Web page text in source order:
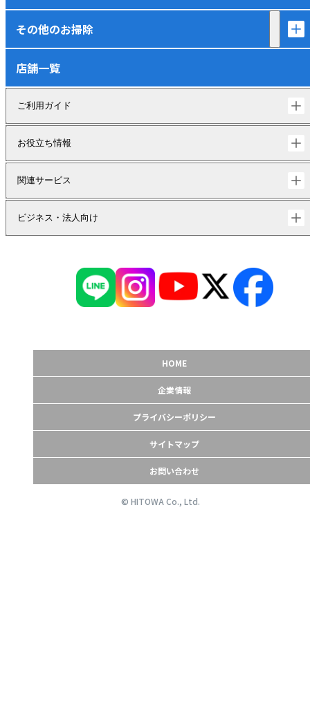
その他のお掃除
店舗一覧
ご利用ガイド
お役立ち情報
関連サービス
ビジネス・法人向け
HOME
企業情報
プライバシーポリシー
サイトマップ
お問い合わせ
© HITOWA Co., Ltd.